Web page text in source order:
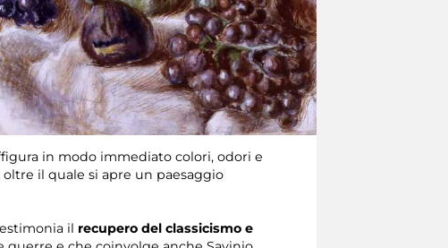
in modo immediato colori, odori e
il quale si apre un paesaggio
il recupero del classicismo e